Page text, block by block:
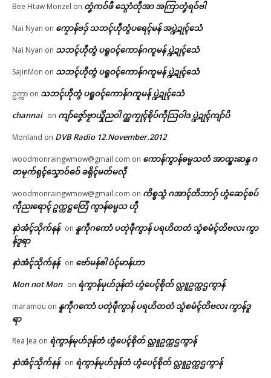
Bee Htaw Monzel on တၞံကဝ်ဖီ သ္ဂောံတဵုအာ အကြာတၞံရဝ်ဗါ
Nai Nyan on ကၠောန်ဗဒှ် သဘၚ်ဟီုတွံပရေၚ်မန် အပ္ဍဲဍုၚ်သေံ
Nai Nyan on သဘၚ်ဟီုတွံ ပရူဝၚ်ကောန်ဂကူမန် ပ္ဍဲဍုၚ်သေံ
SajinMon on သဘၚ်ဟီုတွံ ပရူဝၚ်ကောန်ဂကူမန် ပ္ဍဲဍုၚ်သေံ
ဥက္ကာ on သဘၚ်ဟီုတွံ ပရူဝၚ်ကောန်ဂကူမန် ပ္ဍဲဍုၚ်သေံ
channai on ကျာ်ဇၞော်ဗၟာယှိုဲညဝါ က္ညကၠုၚ်စိုပ်ကဵုသြဝါဒ ပ္ဍဲဍုၚ်ကျာ်ပိ
Monland on DVB Radio 12.November.2012
woodmonraingwmow@gmail.com on ကောန်ကွာန်ဓမ္မသတံ အာထ္ၜးဆန္ဒ ဂ
တမုက်ရုၚ်သၞောဝ်ဓဝ် ခရိုၚ်မတ်မလီု
woodmonraingwmow@gmail.com on ကိစ္စသွံ ဂအာၚ်တိဘာဂှ် ဟွံဆေၚ်စပ်
ကဵုညးရောၚ် ဥက္ကဋ္ဌတြေံ ကွာန်ဓမ္မသ ဟီု
နာဲအံၚ်သိုက်နန် on နူကဵုဂကောံ ပတုဲဖဵုကွာန် ပရဟိတတံ သွံစမံၚ်တိဗလး ကွာ
န်ဒူရာ
နာဲအံၚ်သိုက်နန် on ဗော်မန်ၜါ ပံၚ်မာန်ဟာ
Mon not Mon on ရဲကွာန်မုဟ်ဒုန်တံ ဟွံပေၚ်စိုတ် လ္တူဥက္ကဌကွာန်
maramou on နူကဵုဂကောံ ပတုဲဖဵုကွာန် ပရဟိတတံ သွံစမံၚ်တိဗလး ကွာန်ဒူ
ရာ
Rea Jea on ရဲကွာန်မုဟ်ဒုန်တံ ဟွံပေၚ်စိုတ် လ္တူဥက္ကဌကွာန်
နာဲအံၚ်သိုက်နန် on ရဲကွာန်မုဟ်ဒုန်တံ ဟွံပေၚ်စိုတ် လ္တူဥက္ကဌကွာန်